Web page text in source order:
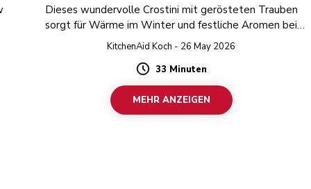
Dieses wundervolle Crostini mit gerösteten Trauben
sorgt für Wärme im Winter und festliche Aromen bei
jedem Bissen!
KitchenAid Koch - 26 May 2026
Duration
33 Minuten
MEHR ANZEIGEN